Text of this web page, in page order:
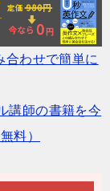
合わせで簡単に
講師の書籍を今
料）